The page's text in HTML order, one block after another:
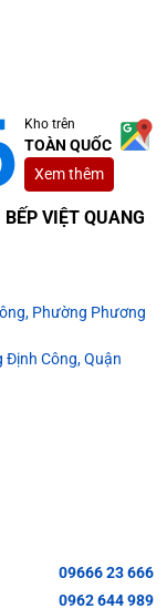
Kho trên
TOÀN QUỐC
Xem thêm
VIỆT QUANG
Phường Phương
Định Công, Quận
09666 23 666
0962 644 989